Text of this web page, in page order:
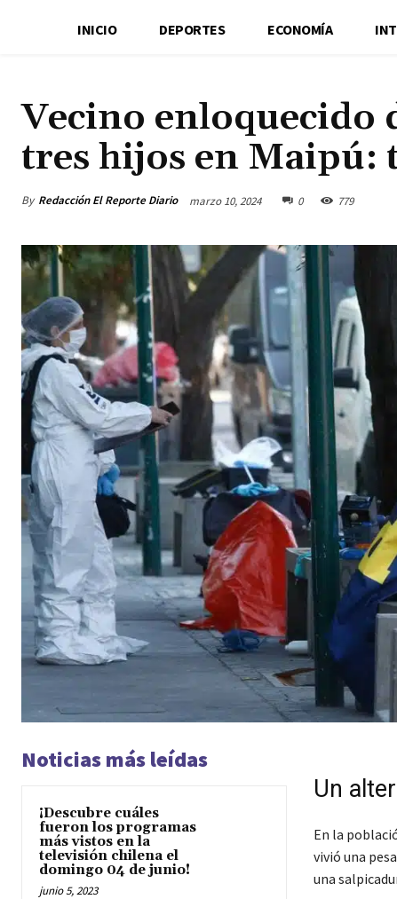
INICIO DEPORTES ECONOMÍA
Vecino enloquecido
tres hijos en Maipú:
By Redacción El Reporte Diario marzo 10, 2024 0 779
Noticias más leídas
¡Descubre cuáles
fueron los programas
más vistos en la
televisión chilena el
domingo 04 de junio!
junio 5, 2023
Un
En la
vivió una
una